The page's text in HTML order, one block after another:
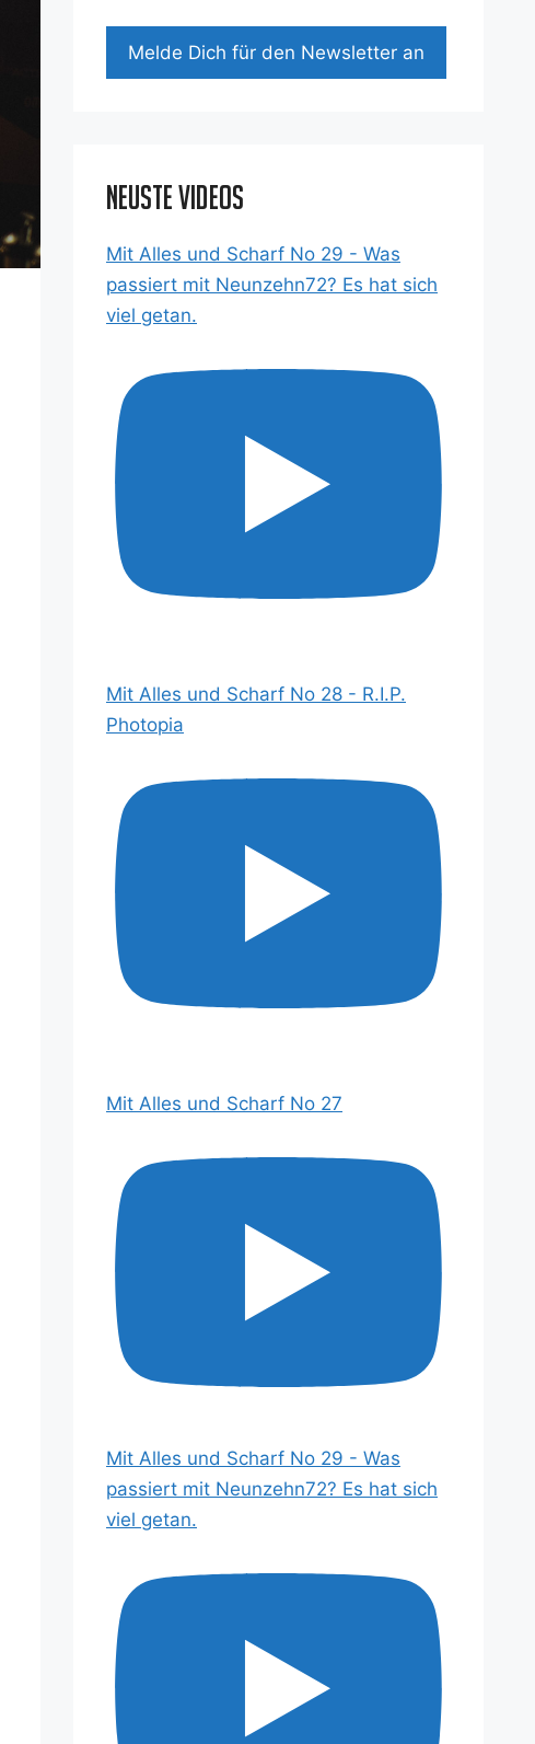
Mel­de Dich für den News­let­ter an
Neuste Videos
Mit Alles und Scharf No 29 - Was
passiert mit Neunzehn72? Es hat sich
viel getan.
Mit Alles und Scharf No 28 - R.I.P.
Photopia
Mit Alles und Scharf No 27
Mit Alles und Scharf No 29 - Was
passiert mit Neunzehn72? Es hat sich
viel getan.